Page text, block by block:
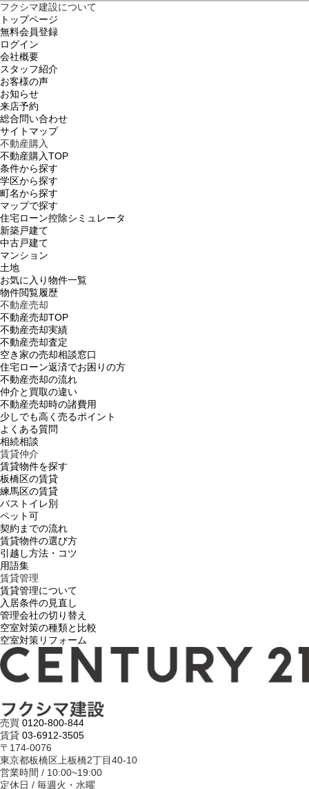
フクシマ建設について
トップページ
無料会員登録
ログイン
会社概要
スタッフ紹介
お客様の声
お知らせ
来店予約
総合問い合わせ
サイトマップ
不動産購入
不動産購入TOP
条件から探す
学区から探す
町名から探す
マップで探す
住宅ローン控除シミュレータ
新築戸建て
中古戸建て
マンション
土地
お気に入り物件一覧
物件閲覧履歴
不動産売却
不動産売却TOP
不動産売却実績
不動産売却査定
空き家の売却相談窓口
住宅ローン返済でお困りの方
不動産売却の流れ
仲介と買取の違い
不動産売却時の諸費用
少しでも高く売るポイント
よくある質問
相続相談
賃貸仲介
賃貸物件を探す
板橋区の賃貸
練馬区の賃貸
バストイレ別
ペット可
契約までの流れ
賃貸物件の選び方
引越し方法・コツ
用語集
賃貸管理
賃貸管理について
入居条件の見直し
管理会社の切り替え
空室対策の種類と比較
空室対策リフォーム
売買 0120-800-844
賃貸 03-6912-3505
〒174-0076
東京都板橋区上板橋2丁目40-10
営業時間 / 10:00~19:00
定休日 / 毎週火・水曜